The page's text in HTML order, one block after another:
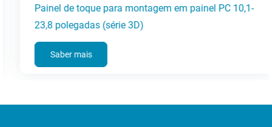
Painel de toque para montagem em painel PC 10,1-
23,8 polegadas (série 3D)
Saber mais